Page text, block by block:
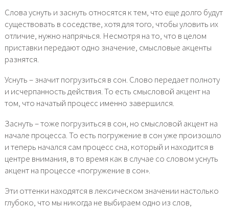
Слова уснуть и заснуть относятся к тем, что еще долго будут
существовать в соседстве, хотя для того, чтобы уловить их
отличие, нужно напрячься. Несмотря на то, что в целом
приставки передают одно значение, смысловые акценты
разнятся.
Уснуть – значит погрузиться в сон. Слово передает полноту
и исчерпанность действия. То есть смысловой акцент на
том, что начатый процесс именно завершился.
Заснуть – тоже погрузиться в сон, но смысловой акцент на
начале процесса. То есть погружение в сон уже произошло
и теперь начался сам процесс сна, который и находится в
центре внимания, в то время как в случае со словом уснуть
акцент на процессе «погружение в сон».
Эти оттенки находятся в лексическом значении настолько
глубоко, что мы никогда не выбираем одно из слов,